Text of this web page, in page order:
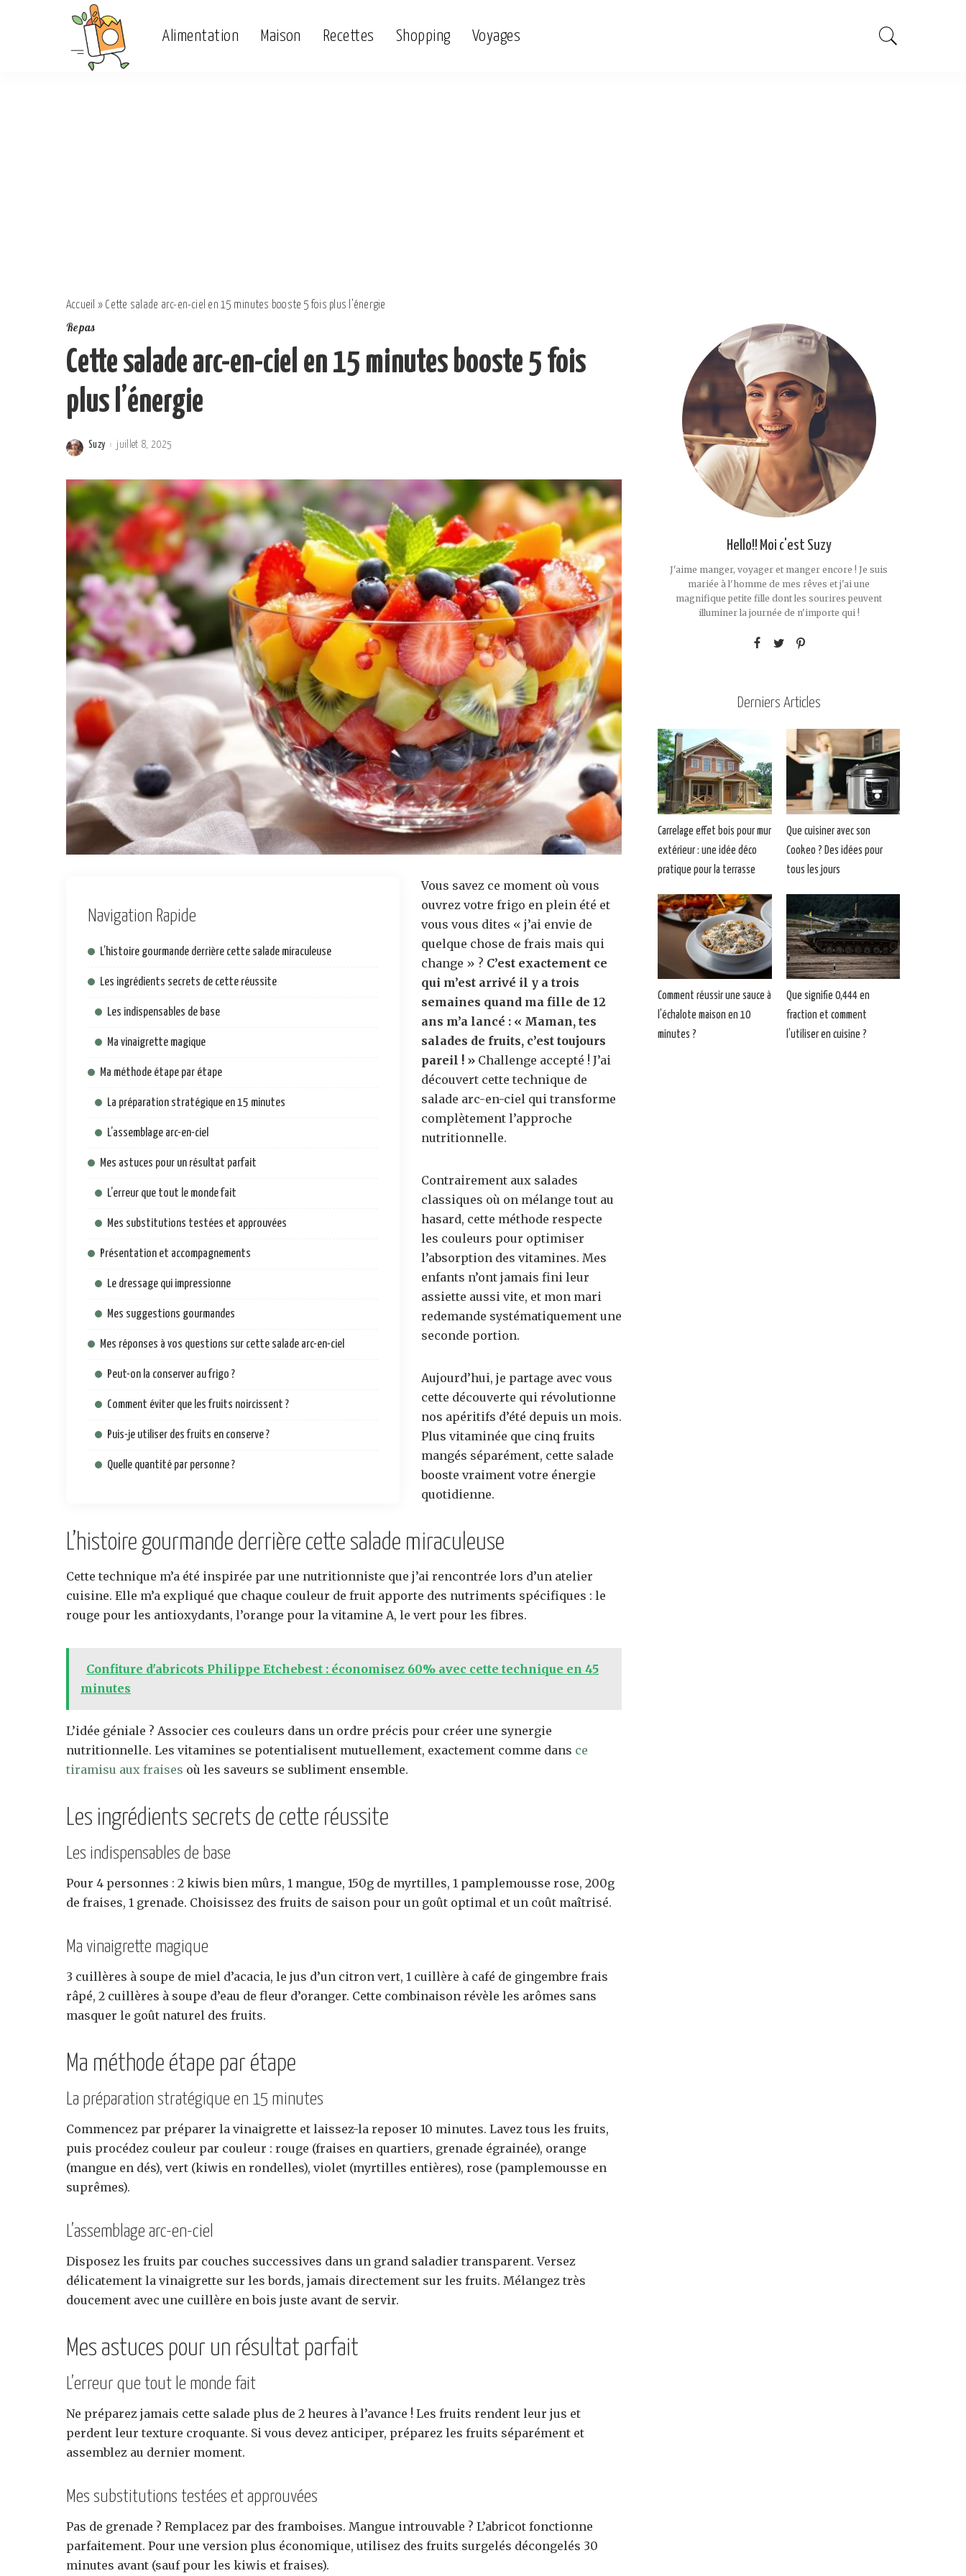
Alimentation Maison Recettes Shopping Voyages
Accueil » Cette salade arc-en-ciel en 15 minutes booste 5 fois plus l’énergie
Repas
Cette salade arc-en-ciel en 15 minutes booste 5 fois
plus l’énergie
Posted
Suzy juillet 8, 2025
Navigation Rapide
L’histoire gourmande derrière cette salade miraculeuse
Les ingrédients secrets de cette réussite
Les indispensables de base
Ma vinaigrette magique
Ma méthode étape par étape
La préparation stratégique en 15 minutes
L’assemblage arc-en-ciel
Mes astuces pour un résultat parfait
L’erreur que tout le monde fait
Mes substitutions testées et approuvées
Présentation et accompagnements
Le dressage qui impressionne
Mes suggestions gourmandes
Mes réponses à vos questions sur cette salade arc-en-ciel
Peut-on la conserver au frigo ?
Comment éviter que les fruits noircissent ?
Puis-je utiliser des fruits en conserve ?
Quelle quantité par personne ?
Vous savez ce moment où vous
ouvrez votre frigo en plein été et
vous vous dites « j’ai envie de
quelque chose de frais mais qui
change » ? C’est exactement ce
qui m’est arrivé il y a trois
semaines quand ma fille de 12
ans m’a lancé : « Maman, tes
salades de fruits, c’est toujours
pareil ! »Challenge accepté ! J’ai
découvert cette technique de
salade arc-en-ciel qui transforme
complètement l’approche
nutritionnelle.
Contrairement aux salades
classiques où on mélange tout au
hasard, cette méthode respecte
les couleurs pour optimiser
l’absorption des vitamines. Mes
enfants n’ont jamais fini leur
assiette aussi vite, et mon mari
redemande systématiquement une
seconde portion.
Aujourd’hui, je partage avec vous
cette découverte qui révolutionne
nos apéritifs d’été depuis un mois.
Plus vitaminée que cinq fruits
mangés séparément, cette salade
booste vraiment votre énergie
quotidienne.
L’histoire gourmande derrière cette salade miraculeuse
Cette technique m’a été inspirée par une nutritionniste que j’ai rencontrée lors d’un atelier
cuisine. Elle m’a expliqué que chaque couleur de fruit apporte des nutriments spécifiques : le
rouge pour les antioxydants, l’orange pour la vitamine A, le vert pour les fibres.
Confiture d'abricots Philippe Etchebest : économisez 60% avec cette technique en 45
minutes
L’idée géniale ? Associer ces couleurs dans un ordre précis pour créer une synergie
nutritionnelle. Les vitamines se potentialisent mutuellement, exactement comme dans ce
tiramisu aux fraises où les saveurs se subliment ensemble.
Les ingrédients secrets de cette réussite
Les indispensables de base
Pour 4 personnes : 2 kiwis bien mûrs, 1 mangue, 150g de myrtilles, 1 pamplemousse rose, 200g
de fraises, 1 grenade. Choisissez des fruits de saison pour un goût optimal et un coût maîtrisé.
Ma vinaigrette magique
3 cuillères à soupe de miel d’acacia, le jus d’un citron vert, 1 cuillère à café de gingembre frais
râpé, 2 cuillères à soupe d’eau de fleur d’oranger. Cette combinaison révèle les arômes sans
masquer le goût naturel des fruits.
Ma méthode étape par étape
La préparation stratégique en 15 minutes
Commencez par préparer la vinaigrette et laissez-la reposer 10 minutes. Lavez tous les fruits,
puis procédez couleur par couleur : rouge (fraises en quartiers, grenade égrainée), orange
(mangue en dés), vert (kiwis en rondelles), violet (myrtilles entières), rose (pamplemousse en
suprêmes).
L’assemblage arc-en-ciel
Disposez les fruits par couches successives dans un grand saladier transparent. Versez
délicatement la vinaigrette sur les bords, jamais directement sur les fruits. Mélangez très
doucement avec une cuillère en bois juste avant de servir.
Mes astuces pour un résultat parfait
L’erreur que tout le monde fait
Ne préparez jamais cette salade plus de 2 heures à l’avance ! Les fruits rendent leur jus et
perdent leur texture croquante. Si vous devez anticiper, préparez les fruits séparément et
assemblez au dernier moment.
Mes substitutions testées et approuvées
Pas de grenade ? Remplacez par des framboises. Mangue introuvable ? L’abricot fonctionne
parfaitement. Pour une version plus économique, utilisez des fruits surgelés décongelés 30
minutes avant (sauf pour les kiwis et fraises).
Hello!! Moi c'est Suzy
J'aime manger, voyager et manger encore ! Je suis
mariée à l'homme de mes rêves et j'ai une
magnifique petite fille dont les sourires peuvent
illuminer la journée de n'importe qui !
Derniers Articles
Carrelage effet bois pour mur
extérieur : une idée déco
pratique pour la terrasse
Que cuisiner avec son
Cookeo ? Des idées pour
tous les jours
Comment réussir une sauce à
l’échalote maison en 10
minutes ?
Que signifie 0,444 en
fraction et comment
l’utiliser en cuisine ?